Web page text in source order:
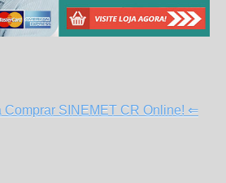
SINEMET CR Online! ⇐